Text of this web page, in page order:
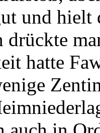
und hielt
hatte